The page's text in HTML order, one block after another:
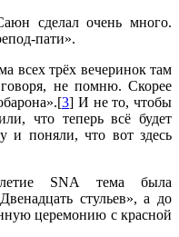
сделал очень много.
пати».
всех трёх вечеринок там
не помню. Скорее
3] И не то, чтобы
что теперь всё будет
и поняли, что вот здесь
SNA тема была
стульев», а до
церемонию с красной